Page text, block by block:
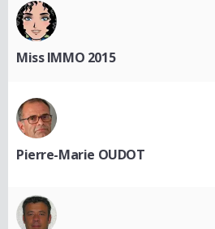
Miss IMMO 2015
Pierre-Marie OUDOT